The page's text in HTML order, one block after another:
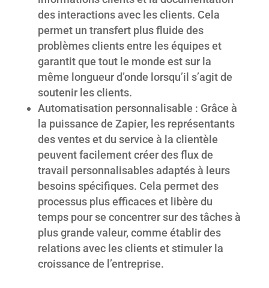
des interactions avec les clients. Cela
permet un transfert plus fluide des
problèmes clients entre les équipes et
garantit que tout le monde est sur la
même longueur d’onde lorsqu’il s’agit de
soutenir les clients.
Automatisation personnalisable : Grâce à
la puissance de Zapier, les représentants
des ventes et du service à la clientèle
peuvent facilement créer des flux de
travail personnalisables adaptés à leurs
besoins spécifiques. Cela permet des
processus plus efficaces et libère du
temps pour se concentrer sur des tâches à
plus grande valeur, comme établir des
relations avec les clients et stimuler la
croissance de l’entreprise.